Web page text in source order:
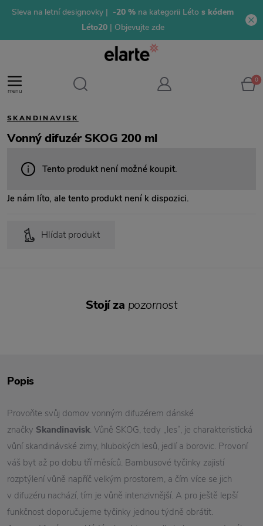
Sleva na letní designovky | -20 % na kategorii Léto s kódem
Léto20 | Objevujte zde
menu
0
SKANDINAVISK
Vonný difuzér SKOG 200 ml
Tento produkt není možné koupit.
Je nám líto, ale tento produkt není k dispozici.
Hlídat produkt
Popis
Provoňte svůj domov vonným difuzérem dánské
značky Skandinavisk. Vůně SKOG, tedy „les“, je charakteristická
vůní skandinávské zimy, hlubokých lesů, jedlí a borovic. Provoní
váš byt až po dobu tří měsíců. Bambusové tyčinky zajistí
rozptýlení vůně napříč velkým prostorem, a čím více se jich
v difuzéru nachází, tím je vůně intenzivnější. A pro ještě lepší
funkčnost doporučujeme tyčinky jednou týdně obrátit.
Stojí za pozornost